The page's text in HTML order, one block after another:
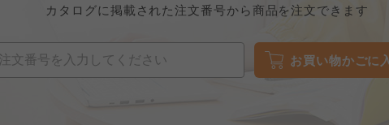
カタログに掲載された注文番号から商品を注文できます
お買い物かごに